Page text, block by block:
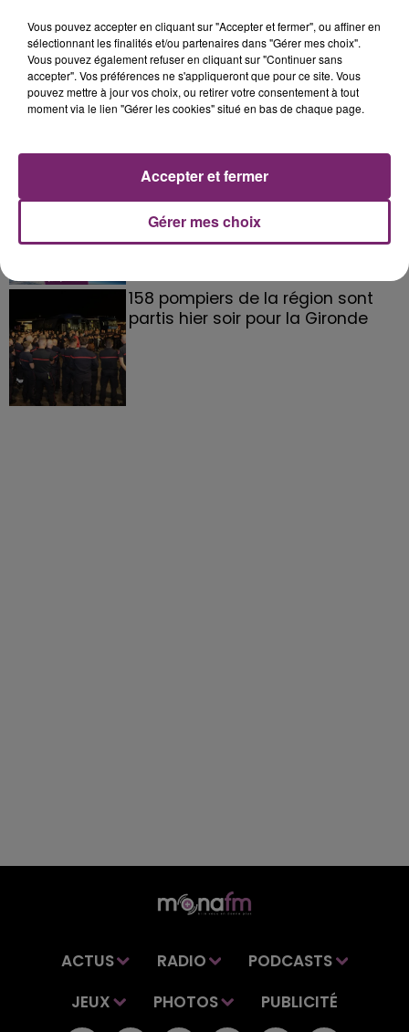
La Bulle - Guinguette éphémère
de Frelinghien !
éclipse solaire du 12 Août 2026
158 pompiers de la région sont
partis hier soir pour la Gironde
ACTUS RADIO
PODCASTS
JEUX
PHOTOS PUBLICITÉ
Vous pouvez accepter en cliquant sur "Accepter et fermer", ou affiner en
sélectionnant les finalités et/ou partenaires dans "Gérer mes choix".
Vous pouvez également refuser en cliquant sur "Continuer sans
accepter". Vos préférences ne s'appliqueront que pour ce site. Vous
pouvez mettre à jour vos choix, ou retirer votre consentement à tout
moment via le lien "Gérer les cookies" situé en bas de chaque page.
Gérer mes choix
Accepter et fermer